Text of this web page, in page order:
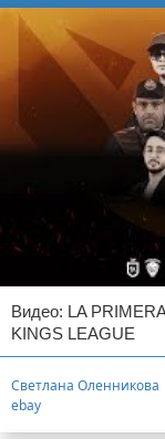
Видео: LA
KINGS LEAGUE
Светлана Оленникова
ebay